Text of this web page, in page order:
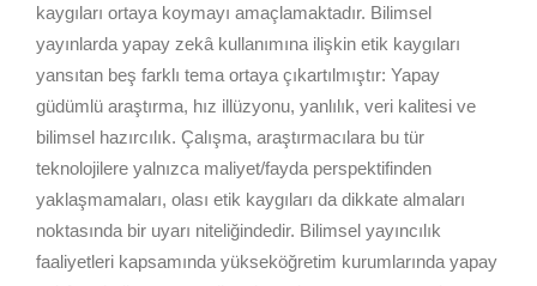
kaygıları ortaya koymayı amaçlamaktadır. Bilimsel
yayınlarda yapay zekâ kullanımına ilişkin etik kaygıları
yansıtan beş farklı tema ortaya çıkartılmıştır: Yapay
güdümlü araştırma, hız illüzyonu, yanlılık, veri kalitesi ve
bilimsel hazırcılık. Çalışma, araştırmacılara bu tür
teknolojilere yalnızca maliyet/fayda perspektifinden
yaklaşmamaları, olası etik kaygıları da dikkate almaları
noktasında bir uyarı niteliğindedir. Bilimsel yayıncılık
faaliyetleri kapsamında yükseköğretim kurumlarında yapay